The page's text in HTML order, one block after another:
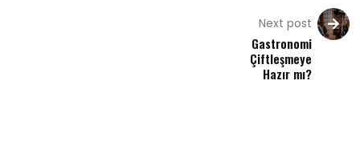
Next post
Gastronomi
Çiftleşmeye
Hazır mı?